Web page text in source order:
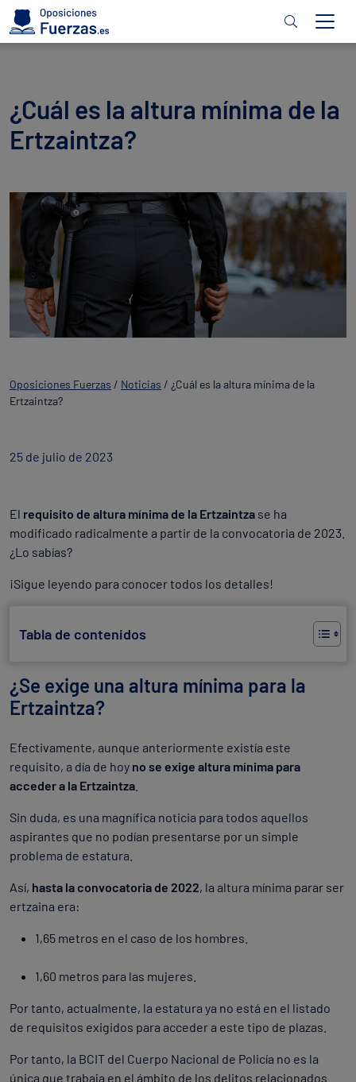
¿Cuál es la altura mínima de la
Ertzaintza?
Oposiciones Fuerzas / Noticias / ¿Cuál es la altura mínima de la
Ertzaintza?
25 de julio de 2023
El requisito de altura mínima de la Ertzaintza se ha
modificado radicalmente a partir de la convocatoria de 2023.
¿Lo sabías?
¡Sigue leyendo para conocer todos los detalles!
Tabla de contenidos
¿Se exige una altura mínima para la
Ertzaintza?
Efectivamente, aunque anteriormente existía este
requisito, a día de hoy no se exige altura mínima para
acceder a la Ertzaintza
Sin duda, es una magnífica noticia para todos aquellos
aspirantes que no podían presentarse por un simple
problema de estatura.
Así, hasta la convocatoria de 2022, la altura mínima parar ser
ertzaina era:
1,65 metros en el caso de los hombres.
1,60 metros para las mujeres.
Por tanto, actualmente, la estatura ya no está en el listado
de requisitos exigidos para acceder a este tipo de plazas.
Por tanto, la BCIT del Cuerpo Nacional de Policía no es la
única que trabaja en el ámbito de los delitos relacionados